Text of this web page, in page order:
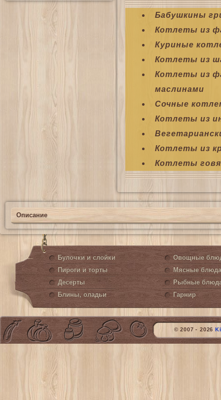
Бабушкины
Котлеты из
Куриные
Котлеты из
Котлеты из
маслинами
Сочные
Котлеты из
Котлеты из
Котлеты
Описание
Булочки и слойки
Пироги и торты
Десерты
Блины, оладьи
Овощные
Мясные блюда
Рыбные
Гарнир
© 2007 - 2026